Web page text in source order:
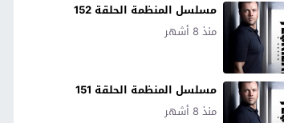
مسلسل المنظمة الحلقة 152
منذ 8 أشهر
مسلسل المنظمة الحلقة 151
منذ 8 أشهر